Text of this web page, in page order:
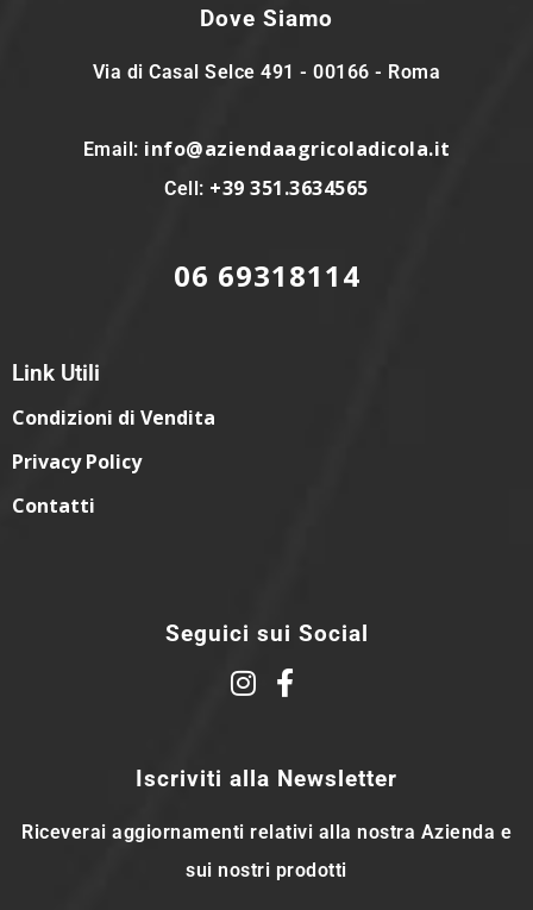
Dove Siamo
Via di Casal Selce 491 - 00166 - Roma
Email: info@aziendaagricoladicola.it
Cell: +39 351.3634565
06 69318114
Link Utili
Condizioni di Vendita
Privacy Policy
Contatti
Seguici sui Social
Iscriviti alla Newsletter
Riceverai aggiornamenti relativi alla nostra Azienda e
sui nostri prodotti